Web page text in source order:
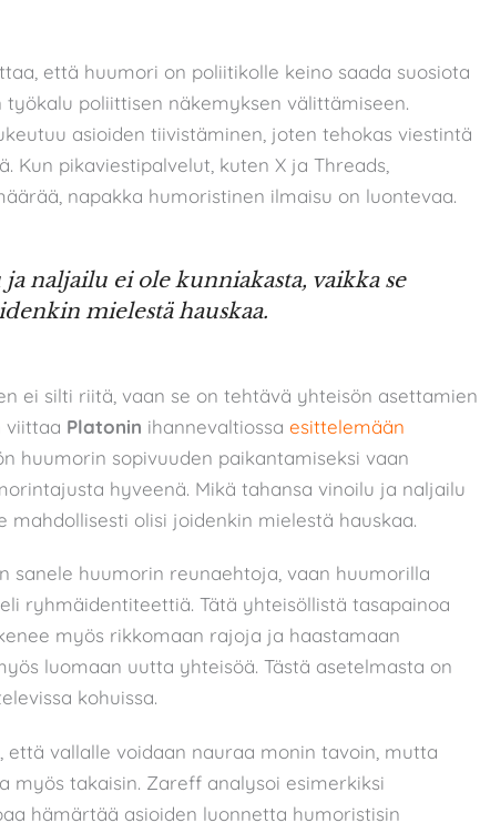
että huumori on poliitikolle keino saada suosiota
poliittisen näkemyksen välittämiseen.
asioiden tiivistäminen, joten tehokas viestintä
Kun pikaviestipalvelut, kuten X ja Threads,
napakka humoristinen ilmaisu on luontevaa.
naljailu ei ole kunniakasta, vaikka se
mielestä hauskaa.
ei silti riitä, vaan se on tehtävä yhteisön asettamien
viittaa Platonin ihannevaltiossa esittelemään
huumorin sopivuuden paikantamiseksi vaan
hyveenä. Mikä tahansa vinoilu ja naljailu
mahdollisesti olisi joidenkin mielestä hauskaa.
sanele huumorin reunaehtoja, vaan huumorilla
ryhmäidentiteettiä. Tätä yhteisöllistä tasapainoa
myös rikkomaan rajoja ja haastamaan
luomaan uutta yhteisöä. Tästä asetelmasta on
kohuissa.
, että vallalle voidaan nauraa monin tavoin, mutta
myös takaisin. Zareff analysoi esimerkiksi
hämärtää asioiden luonnetta humoristisin